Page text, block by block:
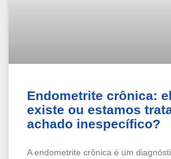
Endometrite crônica:
existe ou estamos
achado inespecífico?
A endometrite crônica é um